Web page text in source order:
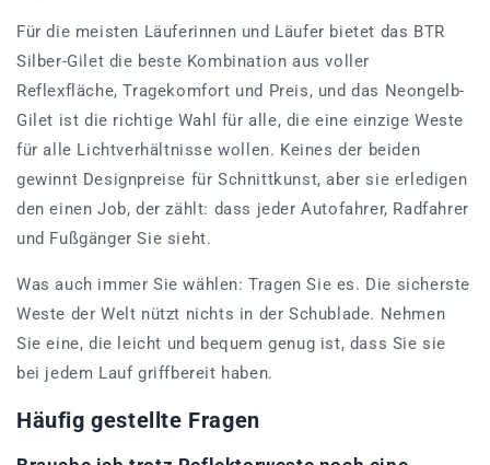
Für die meisten Läuferinnen und Läufer bietet das BTR
Silber-Gilet die beste Kombination aus voller
Reflexfläche, Tragekomfort und Preis, und das Neongelb-
Gilet ist die richtige Wahl für alle, die eine einzige Weste
für alle Lichtverhältnisse wollen. Keines der beiden
gewinnt Designpreise für Schnittkunst, aber sie erledigen
den einen Job, der zählt: dass jeder Autofahrer, Radfahrer
und Fußgänger Sie sieht.
Was auch immer Sie wählen: Tragen Sie es. Die sicherste
Weste der Welt nützt nichts in der Schublade. Nehmen
Sie eine, die leicht und bequem genug ist, dass Sie sie
bei jedem Lauf griffbereit haben.
Häufig gestellte Fragen